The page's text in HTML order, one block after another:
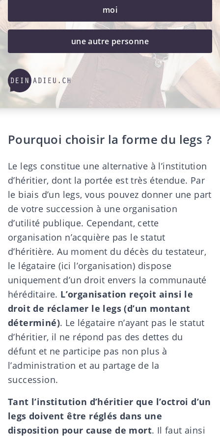
moi
une autre personne
Pourquoi choisir la forme du legs ?
Le legs constitue une alternative à l’institution
d’héritier, dont la portée est très étendue. Par
le biais d’un legs, vous pouvez donner une part
de votre succession à une organisation
d’utilité publique. Cependant, cette
organisation n’acquière pas le statut
d’héritière. Au moment du décès du testateur,
le légataire (ici l’organisation) dispose
uniquement d’un droit envers la communauté
héréditaire. L’organisation reçoit ainsi le
droit de réclamer le legs (d’un montant
déterminé). Le légataire n’ayant pas le statut
d’héritier, il ne répond pas des dettes du
défunt et ne participe pas non plus à
l’administration et au partage de la
succession.
Tant l’institution d’héritier que l’octroi d’un
legs doivent être réglés dans une
disposition pour cause de mort. Il faut ainsi